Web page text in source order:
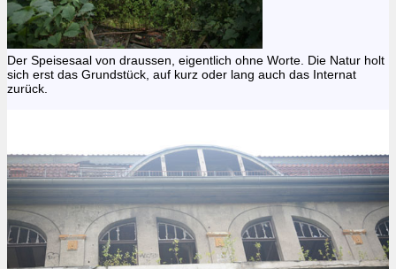
Der Speisesaal von draussen, eigentlich ohne Worte. Die Natur holt
sich erst das Grundstück, auf kurz oder lang auch das Internat
zurück.